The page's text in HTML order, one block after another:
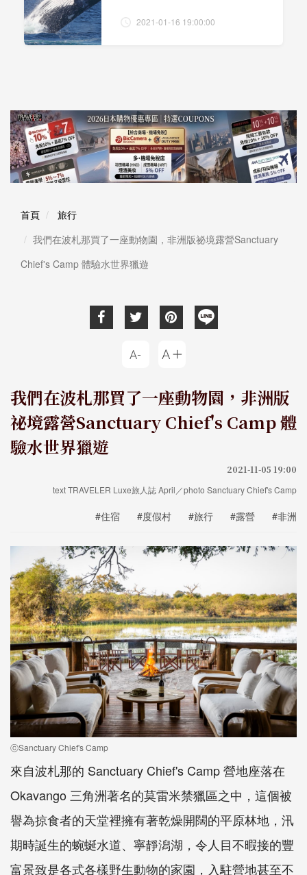
2021-01-16 19:00:00
首頁
旅行
我們在波札那買了一座動物園，非洲版祕境露營Sanctuary
Chief's Camp 體驗水世界獵遊
我們在波札那買了一座動物園，非洲版
祕境露營Sanctuary Chief's Camp 體
驗水世界獵遊
2021-11-05 19:00
text TRAVELER Luxe旅人誌 April／photo Sanctuary Chief's Camp
#住宿 #度假村 #旅行 #露營 #非洲
ⓒSanctuary Chief's Camp
來自波札那的 Sanctuary Chief's Camp 營地座落在
Okavango 三角洲著名的莫雷米禁獵區之中，這個被
譽為掠食者的天堂裡擁有著乾燥開闊的平原林地，汛
期時誕生的蜿蜒水道、寧靜潟湖，令人目不暇接的豐
富景致是各式各樣野生動物的家園，入駐營地甚至不